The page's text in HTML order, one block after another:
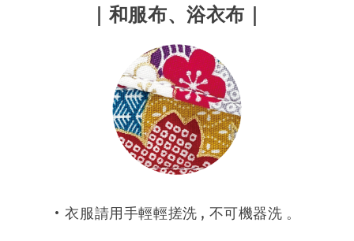
｜ 和服布、浴衣布 ｜
• 衣服請用手輕輕搓洗 , 不可機器洗 。